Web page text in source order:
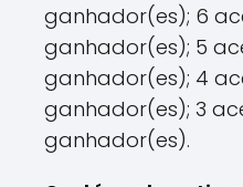
ganhador(es); 6
ganhador(es); 5
ganhador(es); 4
ganhador(es); 3
ganhador(es).